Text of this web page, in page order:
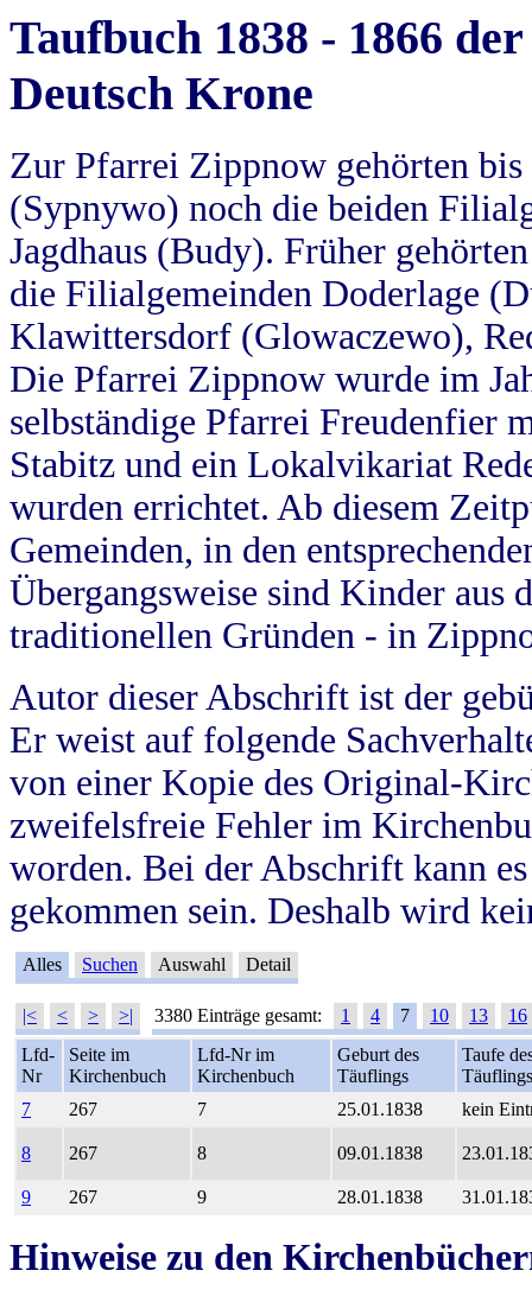
Taufbuch 1838 - 1866
Deutsch Krone
Zur Pfarrei Zippnow gehörten
(Sypnywo) noch die beiden
Jagdhaus (Budy). Früher
die Filialgemeinden Doderlage
Klawittersdorf (Glowaczewo),
Die Pfarrei Zippnow wurde im
selbständige Pfarrei Freudenfier
Stabitz und ein Lokalvikariat
wurden errichtet. Ab diesem
Gemeinden, in den
Übergangsweise sind Kinder aus
traditionellen Gründen - in
Autor dieser Abschrift ist der
Er weist auf folgende
von einer Kopie des Original-
zweifelsfreie Fehler im
worden. Bei der Abschrift kann
gekommen sein. Deshalb wird
Alles Suchen Auswahl Detail
|< < > >| 3380 Einträge gesamt: 1 4 7 10 13
16
Lfd-
Nr
Seite im
Kirchenbuch
Lfd-Nr im
Kirchenbuch
Geburt des
Täuflings
Taufe
Täuflings
7
267 7 25.01.1838 kein
8 267 8 09.01.1838
9 267 9 28.01.1838
Hinweise zu den